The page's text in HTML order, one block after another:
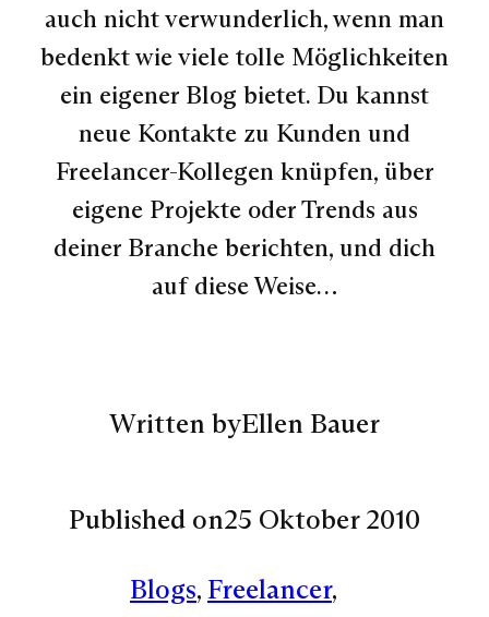
auch nicht verwunderlich, wenn man
bedenkt wie viele tolle Möglichkeiten
ein eigener Blog bietet. Du kannst
neue Kontakte zu Kunden und
Freelancer-Kollegen knüpfen, über
eigene Projekte oder Trends aus
deiner Branche berichten, und dich
auf diese Weise…
Written byEllen Bauer
Published on25 Oktober 2010
Blogs, Freelancer